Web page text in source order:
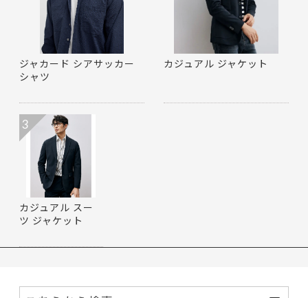
ジャカード シアサッカー
シャツ
カジュアル ジャケット
カジュアル スー
ツ ジャケット
3